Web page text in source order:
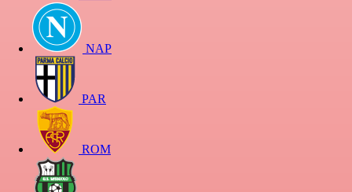
NAP
PAR
ROM